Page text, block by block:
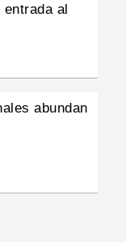
al
abundan